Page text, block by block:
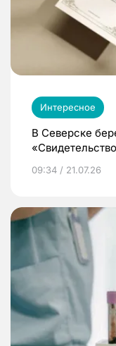
Интересное
В Северске
09:34 / 21.07.26